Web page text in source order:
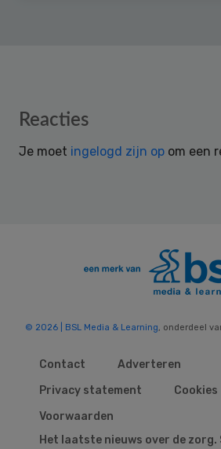
Reader
Reacties
Je moet ingelogd zijn op om een
© 2026 | BSL Media & Learning, onderdeel
Contact
Adverteren
Privacy statement
Cookies
Voorwaarden
Het laatste nieuws over de zorg.